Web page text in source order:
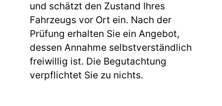
und schätzt den Zustand Ihres
Fahrzeugs vor Ort ein. Nach der
Prüfung erhalten Sie ein Angebot,
dessen Annahme selbstverständlich
freiwillig ist. Die Begutachtung
verpflichtet Sie zu nichts.